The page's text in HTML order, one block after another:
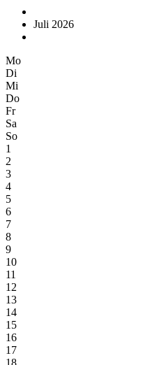
Juli 2026
Mo
Di
Mi
Do
Fr
Sa
So
1
2
3
4
5
6
7
8
9
10
11
12
13
14
15
16
17
18